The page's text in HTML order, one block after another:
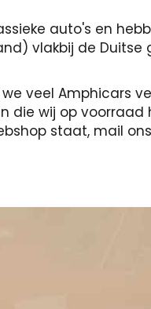
auto's en
vlakbij de
veel Amphicars
die wij op
staat, mail